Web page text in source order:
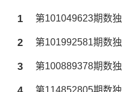
1 第101049623期数独
2 第101992581期数独
3 第100889378期数独
第114852805期数独